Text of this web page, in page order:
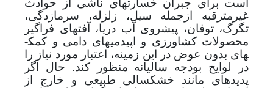
است برای جبران خسارت­های ناشی از حوادث
غیرمترقبه ازجمله سیل، زلزله، سرمازدگی،
تگرگ، توفان، پیشروی آب دریا، آفت­های فراگیر
محصولات کشاورزی و اپیدمی­های دامی و کمک­
های بدون عوض در این زمینه، اعتبار مورد نیاز را
در لوایح بودجه سالیانه منظور کند. حال اگر
پدیده­ای مانند خشکسالی طبیعی و خارج از